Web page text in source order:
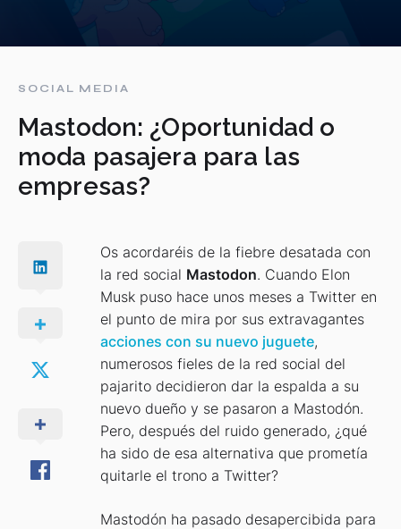
SOCIAL MEDIA
Mastodon: ¿Oportunidad o
moda pasajera para las
empresas?
Os acordaréis de la fiebre desatada con
la red social Mastodon. Cuando Elon
Musk puso hace unos meses a Twitter en
el punto de mira por sus extravagantes
acciones con su nuevo juguete,
numerosos fieles de la red social del
pajarito decidieron dar la espalda a su
nuevo dueño y se pasaron a Mastodón.
Pero, después del ruido generado, ¿qué
ha sido de esa alternativa que prometía
quitarle el trono a Twitter?
Mastodón ha pasado desapercibida para